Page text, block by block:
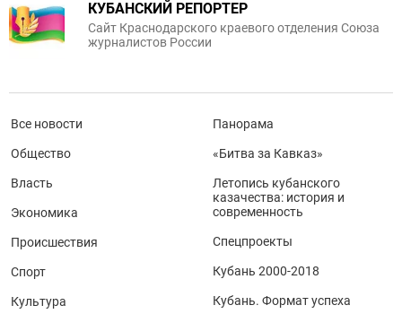
КУБАНСКИЙ РЕПОРТЕР
Сайт Краснодарского краевого отделения Союза
журналистов России
Все новости
Общество
Власть
Экономика
Происшествия
Спорт
Культура
Панорама
«Битва за Кавказ»
Летопись кубанского
казачества: история и
современность
Спецпроекты
Кубань 2000-2018
Кубань. Формат успеха